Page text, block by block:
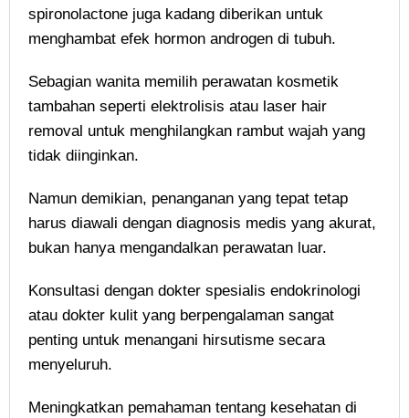
spironolactone juga kadang diberikan untuk
menghambat efek hormon androgen di tubuh.
Sebagian wanita memilih perawatan kosmetik
tambahan seperti elektrolisis atau laser hair
removal untuk menghilangkan rambut wajah yang
tidak diinginkan.
Namun demikian, penanganan yang tepat tetap
harus diawali dengan diagnosis medis yang akurat,
bukan hanya mengandalkan perawatan luar.
Konsultasi dengan dokter spesialis endokrinologi
atau dokter kulit yang berpengalaman sangat
penting untuk menangani hirsutisme secara
menyeluruh.
Meningkatkan pemahaman tentang kesehatan di